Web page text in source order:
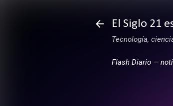
El Siglo 21
Tecnología,
Flash Diario —